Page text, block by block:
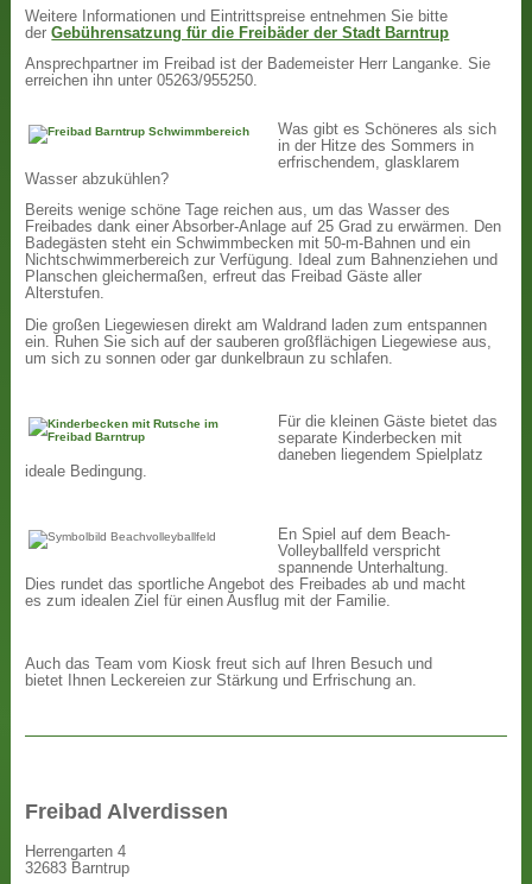
Weitere Informationen und Eintrittspreise entnehmen Sie bitte
derGebührensatzung für die Freibäder der Stadt Barntrup
Ansprechpartner im Freibad ist der Bademeister Herr Langanke. Sie
erreichen ihn unter 05263/955250.
Was gibt es Schöneres als sich
in der Hitze des Sommers in
erfrischendem, glasklarem
Wasser abzukühlen?
Bereits wenige schöne Tage reichen aus, um das Wasser des
Freibades dank einer Absorber-Anlage auf 25 Grad zu erwärmen. Den
Badegästen steht ein Schwimmbecken mit 50-m-Bahnen und ein
Nichtschwimmerbereich zur Verfügung. Ideal zum Bahnenziehen und
Planschen gleichermaßen, erfreut das Freibad Gäste aller
Alterstufen.
Die großen Liegewiesen direkt am Waldrand laden zum entspannen
ein. Ruhen Sie sich auf der sauberen großflächigen Liegewiese aus,
um sich zu sonnen oder gar dunkelbraun zu schlafen.
Für die kleinen Gäste bietet das
separate Kinderbecken mit
daneben liegendem Spielplatz
ideale Bedingung.
En Spiel auf dem Beach-
Volleyballfeld verspricht
spannende Unterhaltung.
Dies rundet das sportliche Angebot des Freibades ab und macht
es zum idealen Ziel für einen Ausflug mit der Familie.
Auch das Team vom Kiosk freut sich auf Ihren Besuch und
bietet Ihnen Leckereien zur Stärkung und Erfrischung an.
Freibad Alverdissen
Herrengarten 4
32683 Barntrup